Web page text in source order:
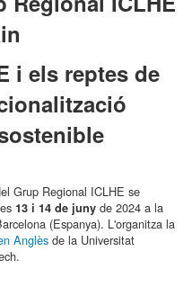
i els reptes de
Grup Regional ICLHE se
13 i 14 de juny de 2024 a la
(Espanya). L'organitza la
Anglès de la Universitat